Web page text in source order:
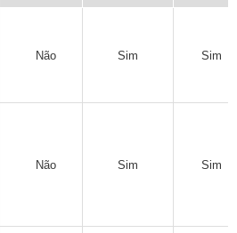
Não Sim Sim
Não Sim Sim